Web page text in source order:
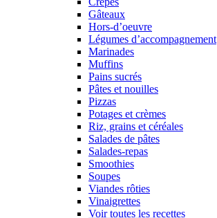
Gâteaux
Hors-d’oeuvre
Légumes d’accompagnement
Marinades
Muffins
Pains sucrés
Pâtes et nouilles
Pizzas
Potages et crèmes
Riz, grains et céréales
Salades de pâtes
Salades-repas
Smoothies
Soupes
Viandes rôties
Vinaigrettes
Voir toutes les recettes